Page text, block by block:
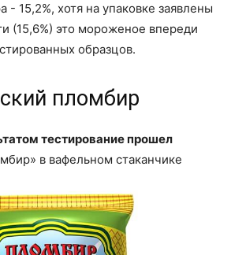
- 15,2%, хотя на упаковке заявлены
(15,6%) это мороженое впереди
образцов.
пломбир
тестирование прошел
в вафельном стаканчике